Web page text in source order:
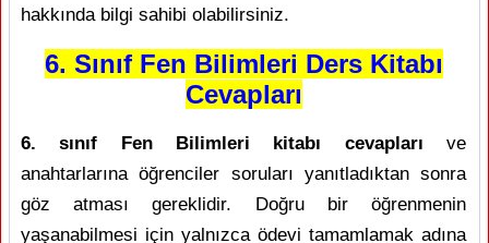
hakkında bilgi sahibi olabilirsiniz.
6. Sınıf Fen Bilimleri Ders Kitabı
Cevapları
6. sınıf Fen Bilimleri kitabı cevapları ve
anahtarlarına öğrenciler soruları yanıtladıktan sonra
göz atması gereklidir. Doğru bir öğrenmenin
yaşanabilmesi için yalnızca ödevi tamamlamak adına